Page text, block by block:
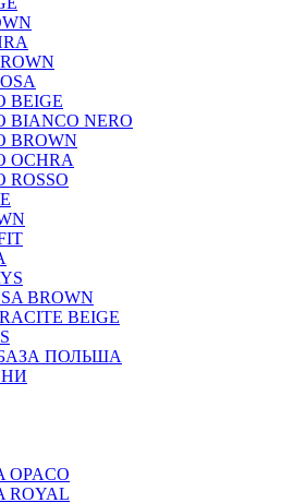
BEIGE
BIANCO NERO
BROWN
OCHRA
ROSSO
BROWN
BEIGE
ПОЛЬША
OPACO
ROYAL